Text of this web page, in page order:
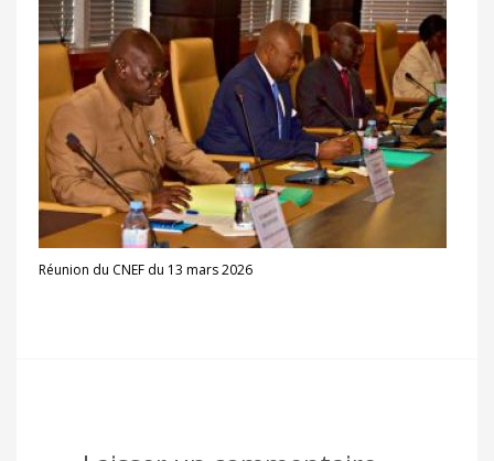
Réunion du CNEF du 13 mars 2026